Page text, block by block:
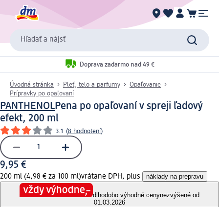
Hľadať a nájsť
Doprava zadarmo nad 49 €
Úvodná stránka Pleť, telo a parfumy
Opaľovanie
Prípravky po opaľovaní
PANTHENOLPena po opaľovaní v spreji ľadový
efekt, 200 ml
3.1 (8 hodnotení)
9,95 €
200 ml (4,98 € za 100 ml)vrátane DPH, plus náklady na prepravu
dlhodobo výhodné cenynezvýšené od
01.03.2026